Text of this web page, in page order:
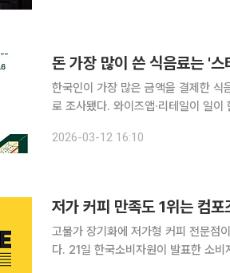
한국인이 가장 많은 금액을 결제한 식
로 조사됐다. 와이즈앱·리테일이 일이 한국인의 신용카드와 체크카드 결제 데이터를 표본 조사한 결
스'로 나타났다. 스타벅스의
2026-03-12 16:10
저가 커피 만족도 1위는 컴
고물가 장기화에 저가형 커피 전문점
다. 21일 한국소비자원이 발표한 소비자 만족도 조사에서 컴포즈커피가 1위를 차지한 반면, 빽다방